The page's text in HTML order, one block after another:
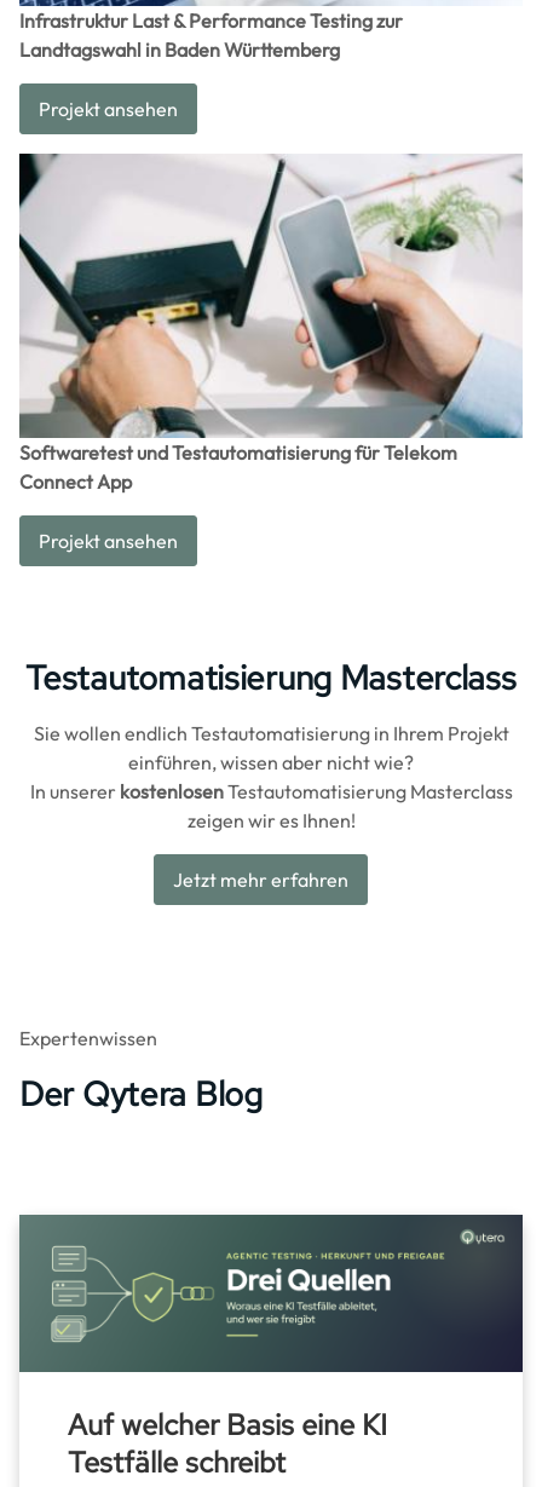
Infrastruktur Last & Performance Testing zur
Landtagswahl in Baden Württemberg
Projekt ansehen
Image
Softwaretest und Testautomatisierung für Telekom
Connect App
Projekt ansehen
Testautomatisierung Masterclass
Sie wollen endlich Testautomatisierung in Ihrem Projekt
einführen, wissen aber nicht wie?
In unserer kostenlosenTestautomatisierung Masterclass
zeigen wir es Ihnen!
Jetzt mehr erfahren
Expertenwissen
Der Qytera Blog
Auf welcher Basis eine KI
Testfälle schreibt